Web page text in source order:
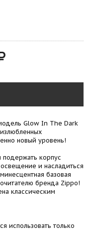
Glow In The Dark
новый уровень!
корпус
и насладиться
базовая
бренда Zippo!
классическим
использовать только